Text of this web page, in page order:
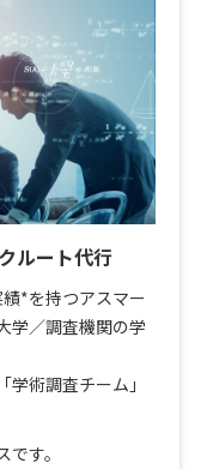
ルート代行
*を持つアスマー
学／調査機関の学
術調査チーム」
す。